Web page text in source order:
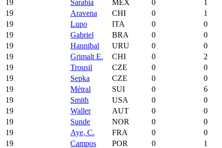
19
Sarabia MEX 0
1
19
Aravena CHI 0
1
19
Lupo ITA 0
0
19
Gabriel BRA 0
0
19
Hannibal URU 0
0
19
Grimalt E. CHI 0
2
19
Trousil CZE 0
0
19
Sepka CZE 0
0
19
Métral SUI 0
6
19
Smith USA 0
0
19
Waller AUT 0
0
19
Sunde NOR 0
0
19
Aye, C. FRA 0
0
19
Campos POR 0
1